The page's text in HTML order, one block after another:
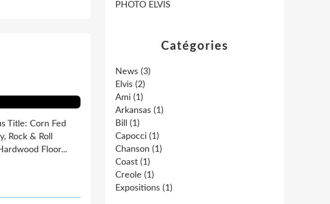
Title: Corn Fed
Rock & Roll
Floor...
Catégories
News (3)
Elvis (2)
Ami (1)
Arkansas (1)
Bill
(1)
Capocci (1)
Chanson (1)
Coast (1)
Creole (1)
Expositions (1)
PHOTO ELVIS